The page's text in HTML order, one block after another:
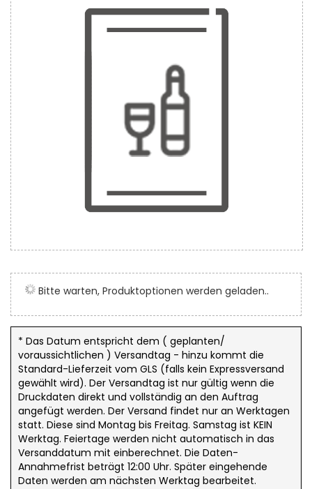
der
Bildergalerie
springen
Anfang
der
Bildergalerie
springen
Bitte warten, Produktoptionen werden geladen..
* Das Datum entspricht dem ( geplanten/
voraussichtlichen ) Versandtag - hinzu kommt die
Standard-Lieferzeit vom GLS (falls kein Expressversand
gewählt wird). Der Versandtag ist nur gültig wenn die
Druckdaten direkt und vollständig an den Auftrag
angefügt werden. Der Versand findet nur an Werktagen
statt. Diese sind Montag bis Freitag. Samstag ist KEIN
Werktag. Feiertage werden nicht automatisch in das
Versanddatum mit einberechnet. Die Daten-
Annahmefrist beträgt 12:00 Uhr. Später eingehende
Daten werden am nächsten Werktag bearbeitet.